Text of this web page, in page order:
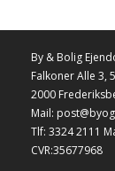
By & Bolig
Falkoner Alle 3,
2000
Mail:
Tlf: 3324 2111
CVR:35677968